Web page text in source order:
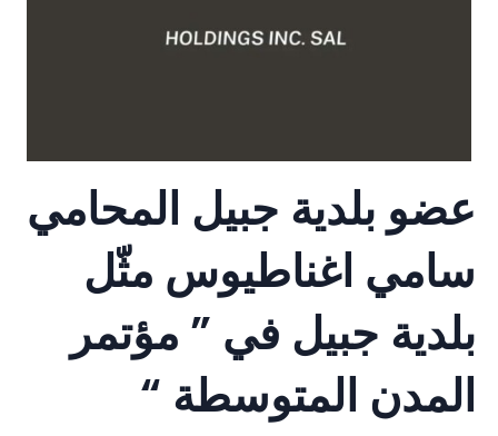
عضو بلدية جبيل المحامي
سامي اغناطيوس مثّل
بلدية جبيل في ” مؤتمر
المدن المتوسطة “